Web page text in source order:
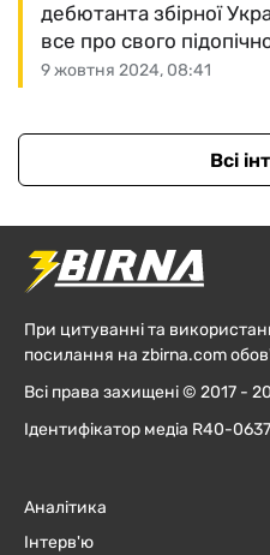
9 жовтня 2024, 08:41
дебютанта збірної
все про свого
Всі
При цитуванні та
посилання на zbirna.com
Всі права захищені © 2017 -
Ідентифікатор медіа R40-
Аналітика
Інтерв'ю